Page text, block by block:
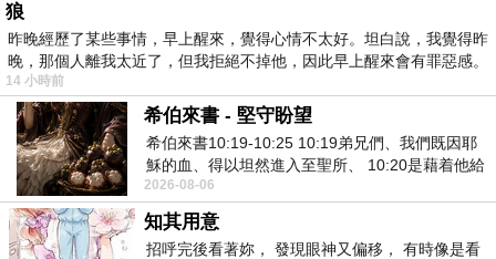
際商品為主
下單注意事項
您好，購買商品前有任何問題
都可發信至客服信箱
【how0207g@gmail.com】，
亦可來電客服專線【 03-
狼
昨晚經歷了某些事情，早上醒來，覺得心情不太好。坦白說，我覺得昨
晚，那個人離我太近了，但我拒絕不掉他，因此早上醒來會有罪惡感。
14 小時前
希伯來書 - 堅守盼望
希伯來書10:19-10:25 10:19弟兄們、我們既因耶
穌的血、得以坦然進入至聖所、 10:20是藉着他給
我們開了一條又新又活的路從幔子經過
2026-08-06
知其用意
招呼完後看著妳， 發現眼神又偏移， 有時像是看